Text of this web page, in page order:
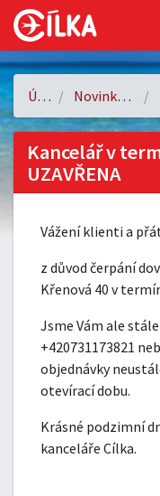
Úvod Novinky a akce
Kancelář v
UZAVŘENA
Vážení klienti a
z důvod čerpání
Křenová 40 v
Jsme Vám ale
+420731173821
objednávky
otevírací dobu.
Krásné podzimní
kanceláře Cílka.